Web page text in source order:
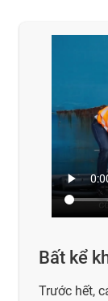
Bất kể
Trước hết,